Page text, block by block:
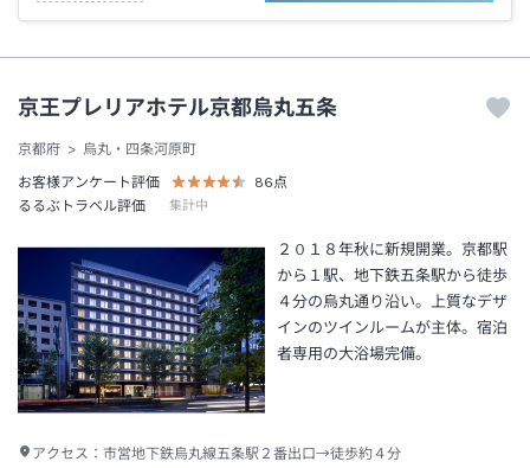
京王プレリアホテル京都烏丸五条
京都府
烏丸・四条河原町
お客様アンケート評価
86点
るるぶトラベル評価
集計中
２０１８年秋に新規開業。京都駅
から１駅、地下鉄五条駅から徒歩
４分の烏丸通り沿い。上質なデザ
インのツインルームが主体。宿泊
者専用の大浴場完備。
アクセス： 市営地下鉄烏丸線五条駅２番出口→徒歩約４分